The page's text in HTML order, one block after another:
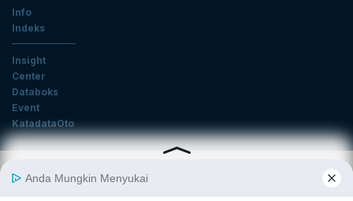
Info
Indeks
Insight
Center
Databoks
Event
KatadataOto